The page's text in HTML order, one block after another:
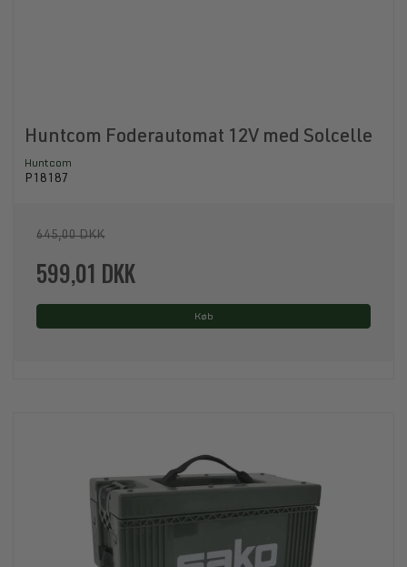
Huntcom Foderautomat 12V med Solcelle
Huntcom
P18187
645,00 DKK
599,01 DKK
Køb